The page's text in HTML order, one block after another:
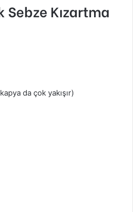
Sebze Kızartma
da çok yakışır)